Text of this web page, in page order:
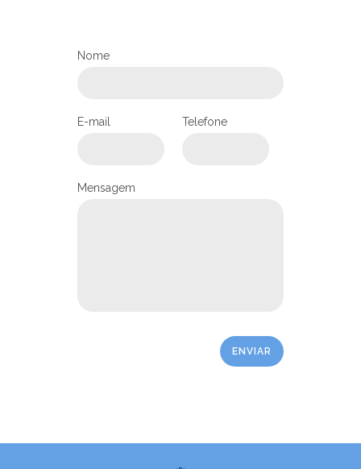
Catequistas da Diocese de
NOTÍCIAS DIOCESANAS
Nome
E-mail Telefone
Mensagem